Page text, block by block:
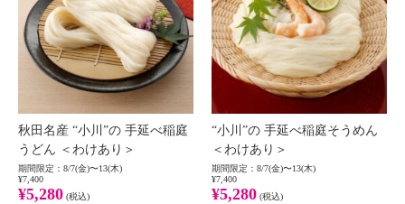
秋田名産 “小川”の 手延べ稲庭
うどん ＜わけあり＞
期間限定：8/7(金)〜13(木)
¥7,400
¥5,280 (税込)
“小川”の 手延べ稲庭そうめん
＜わけあり＞
期間限定：8/7(金)〜13(木)
¥7,400
¥5,280 (税込)